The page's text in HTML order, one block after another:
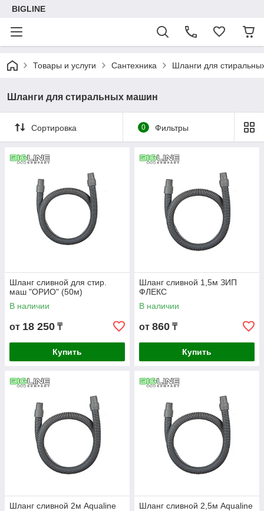
BIGLINE
Товары и услуги Сантехника Шланги для
Шланги для стиральных машин
Сортировка 0 Фильтры
Шланг сливной для стир.
маш "ОРИО" (50м)
В наличии
от 18 250 ₸
Купить
Шланг сливной 1,5м ЗИП
ФЛЕКС
В наличии
от 860 ₸
Купить
Шланг сливной 2м Aqualine
Шланг сливной 2,5м Aqualine